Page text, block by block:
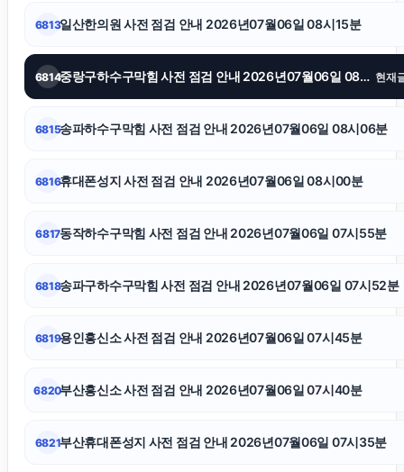
6813일산한의원 사전 점검 안내 2026년07월06일 08시15분
6814 중랑구하수구막힘 사전 점검 안내 2026년07월06일 08시11분 현재
6815송파하수구막힘 사전 점검 안내 2026년07월06일 08시06분
6816휴대폰성지 사전 점검 안내 2026년07월06일 08시00분
6817동작하수구막힘 사전 점검 안내 2026년07월06일 07시55분
6818송파구하수구막힘 사전 점검 안내 2026년07월06일 07시52분
6819용인흥신소 사전 점검 안내 2026년07월06일 07시45분
6820부산흥신소 사전 점검 안내 2026년07월06일 07시40분
6821부산휴대폰성지 사전 점검 안내 2026년07월06일 07시35분